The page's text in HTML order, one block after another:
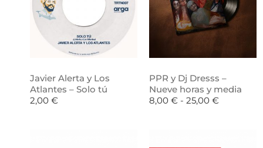
Javier Alerta y Los
Atlantes – Solo tú
2,00 €
PPR y Dj Dresss –
Nueve horas y media
8,00 € - 25,00 €